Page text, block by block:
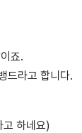
죠.
드라고 합니다.
하네요)